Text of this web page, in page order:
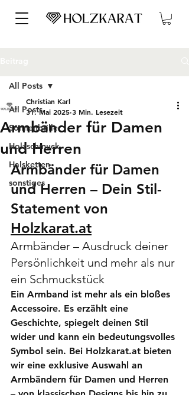
All Posts
Sonnenbrille
Holzschmuck
Halsketten
sonstiges
All Posts
Armbänder für Damen
und Herren
Christian Karl
31. Mai 2025 3 Min. Lesezeit
Armbänder für Damen
und Herren – Dein Stil-
Statement von
Holzkarat.at
Armbänder – Ausdruck deiner
Persönlichkeit und mehr als nur
ein Schmuckstück
Ein Armband ist mehr als ein bloßes
Accessoire. Es erzählt eine
Geschichte, spiegelt deinen Stil
wider und kann ein bedeutungsvolles
Symbol sein. Bei Holzkarat.at bieten
wir eine exklusive Auswahl an
Armbändern für Damen und Herren